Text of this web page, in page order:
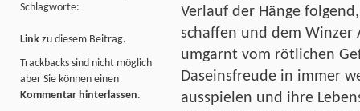
Verlauf der Hänge
schaffen und dem
umgarnt vom rötlichen
Daseinsfreude in immer
ausspielen und ihre
Schlagworte:
Link zu diesem Beitrag.
Trackbacks sind nicht möglich
aber Sie können einen
Kommentar hinterlassen.